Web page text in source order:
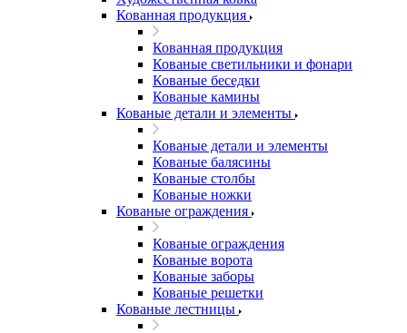
Кованная продукция
Кованная продукция
Кованые светильники и фонари
Кованые беседки
Кованые камины
Кованые детали и элементы
Кованые детали и элементы
Кованые балясины
Кованые столбы
Кованые ножки
Кованые ограждения
Кованые ограждения
Кованые ворота
Кованые заборы
Кованые решетки
Кованые лестницы